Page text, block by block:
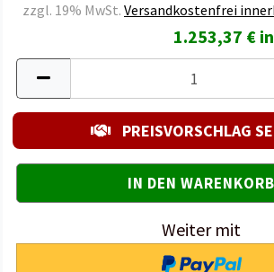
zzgl. 19% MwSt. Versandkostenfrei
1.253,37 €
PREISVORSCHLAG
Weiter mit